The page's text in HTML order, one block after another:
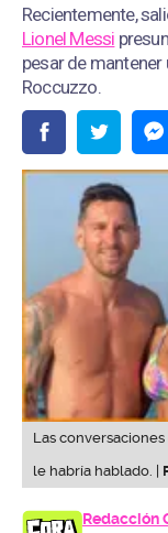
Recientemente,
Lionel Messi
pesar de
Roccuzzo.
Las
le habría hablado. |
Redacción